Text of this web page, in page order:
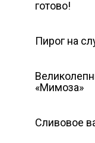
готово!
Пирог на
«Мимоза»
Сливовое